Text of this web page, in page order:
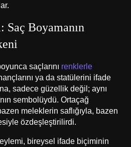
Boyamanın
saçlarını renklerle
ya da statülerini ifade
sadece güzellik değil; aynı
sembolüydü. Ortaçağ
meleklerin saflığıyla, bazen
özdeşleştirilirdi.
bireysel ifade biçiminin